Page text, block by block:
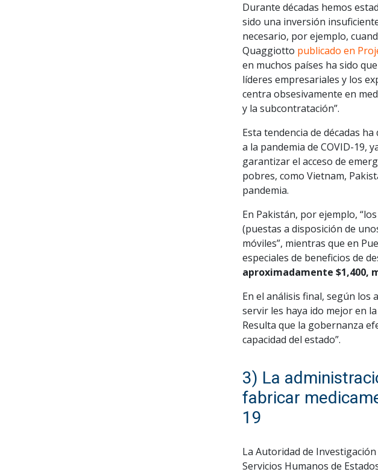
Durante décadas hemos
sido una inversión
necesario, por ejemplo,
Quaggiotto publicado en
en muchos países ha sido
líderes empresariales y los
centra obsesivamente en
y la subcontratación”.
Esta tendencia de décadas
a la pandemia de COVID-19,
garantizar el acceso de
pobres, como Vietnam,
pandemia.
En Pakistán, por ejemplo,
(puestas a disposición de
móviles”, mientras que en
especiales de beneficios de
aproximadamente $1,400,
En el análisis final, según los
servir les haya ido mejor en
Resulta que la gobernanza
capacidad del estado”.
3) La
fabricar
19
La Autoridad de
Servicios Humanos de